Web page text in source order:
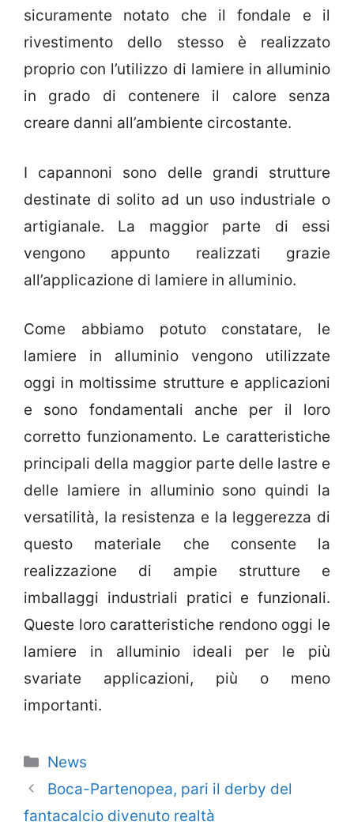
sicuramente notato che il fondale e il
rivestimento dello stesso è realizzato
proprio con l’utilizzo di lamiere in alluminio
in grado di contenere il calore senza
creare danni all’ambiente circostante.
I capannoni sono delle grandi strutture
destinate di solito ad un uso industriale o
artigianale. La maggior parte di essi
vengono appunto realizzati grazie
all’applicazione di lamiere in alluminio.
Come abbiamo potuto constatare, le
lamiere in alluminio vengono utilizzate
oggi in moltissime strutture e applicazioni
e sono fondamentali anche per il loro
corretto funzionamento. Le caratteristiche
principali della maggior parte delle lastre e
delle lamiere in alluminio sono quindi la
versatilità, la resistenza e la leggerezza di
questo materiale che consente la
realizzazione di ampie strutture e
imballaggi industriali pratici e funzionali.
Queste loro caratteristiche rendono oggi le
lamiere in alluminio ideali per le più
svariate applicazioni, più o meno
importanti.
Categorie
News
Boca-Partenopea, pari il derby del
fantacalcio divenuto realtà